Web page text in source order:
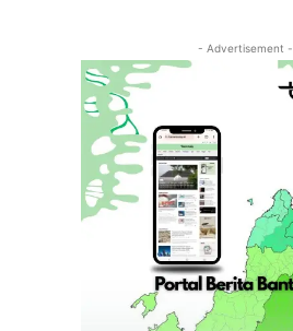
- Advertisement -